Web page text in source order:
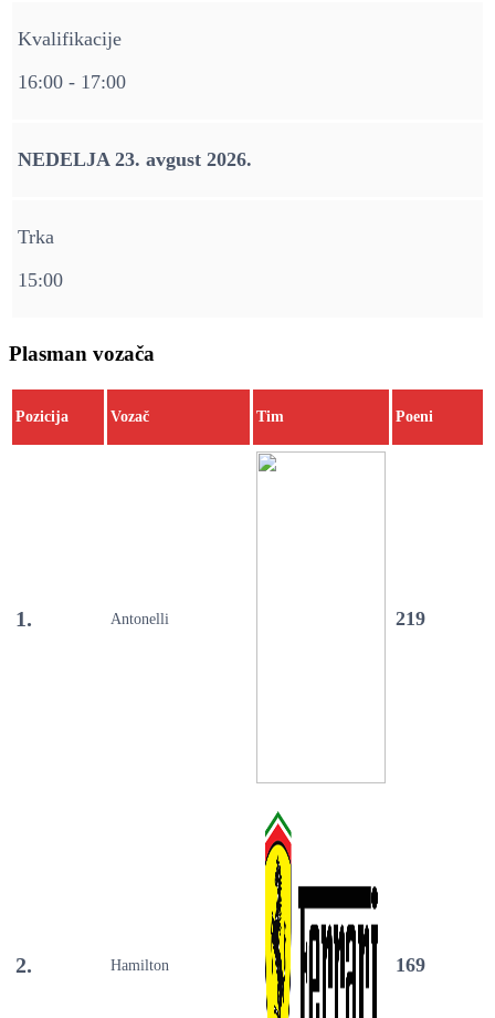
Kvalifikacije
16:00 - 17:00
NEDELJA 23. avgust 2026.
Trka
15:00
Plasman vozača
Pozicija Vozač Tim Poeni
1. Antonelli 219
2. Hamilton 169